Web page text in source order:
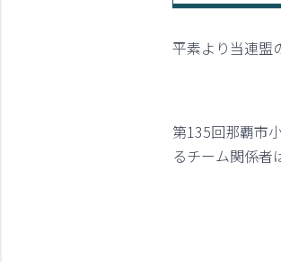
平素より当連盟
第135回那覇市
るチーム関係者